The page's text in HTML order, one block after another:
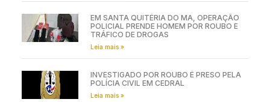
EM SANTA QUITÉRIA DO MA, OPERAÇÃO
POLICIAL PRENDE HOMEM POR ROUBO E
TRÁFICO DE DROGAS
Leia mais »
INVESTIGADO POR ROUBO É PRESO PELA
POLÍCIA CIVIL EM CEDRAL
Leia mais »